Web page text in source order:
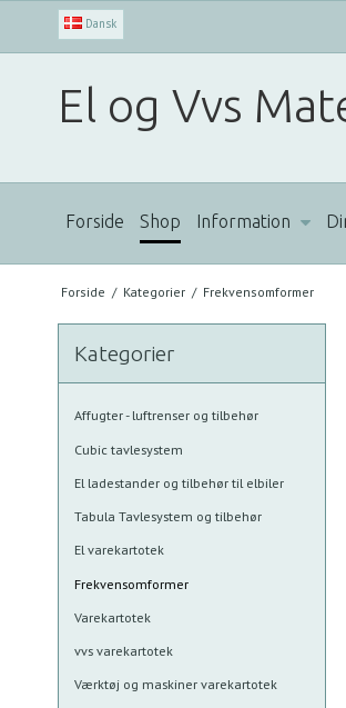
Dansk
El og Vvs
Forside Shop Information
Forside / Kategorier / Frekvensomformer
Kategorier
Affugter - luftrenser og tilbehør
Cubic tavlesystem
El ladestander og tilbehør til elbiler
Tabula Tavlesystem og tilbehør
El varekartotek
Frekvensomformer
Varekartotek
vvs varekartotek
Værktøj og maskiner varekartotek